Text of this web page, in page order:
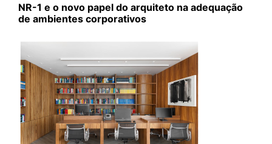
NR-1 e o novo papel do arquiteto na adequação
de ambientes corporativos